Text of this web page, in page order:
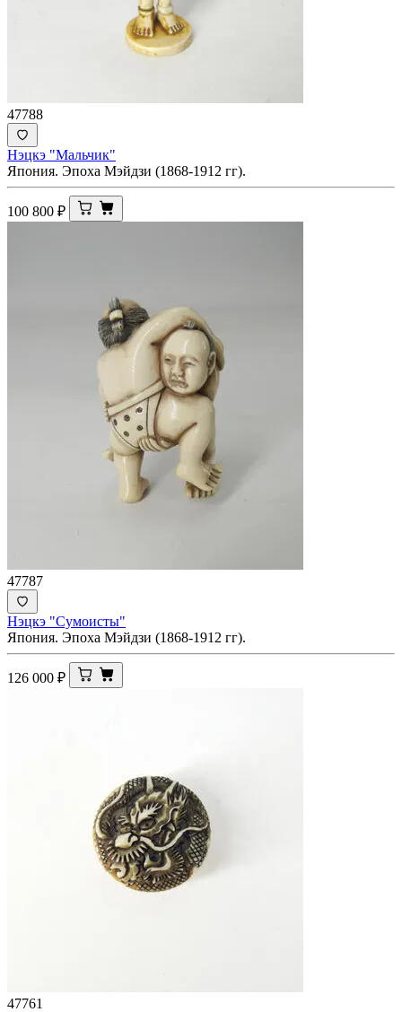
47788
Нэцкэ "Мальчик"
Япония. Эпоха Мэйдзи (1868-1912 гг).
100 800 ₽
47787
Нэцкэ "Сумоисты"
Япония. Эпоха Мэйдзи (1868-1912 гг).
126 000 ₽
47761